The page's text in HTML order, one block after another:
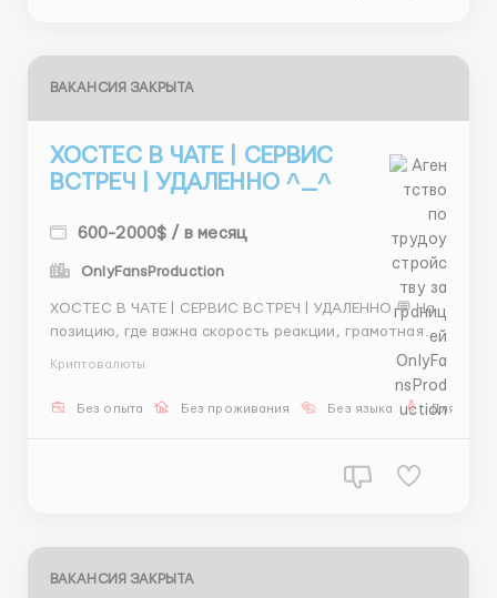
ВАКАНСИЯ ЗАКРЫТА
ХОСТЕС В ЧАТЕ | СЕРВИС
ВСТРЕЧ | УДАЛЕННО ^_^
600-2000$ / в месяц
OnlyFansProduction
ХОСТЕС В ЧАТЕ | СЕРВИС ВСТРЕЧ | УДАЛЕННО 💬 На
позицию, где важна скорость реакции, грамотная
вести диалог с гостями сервиса — выяснять, что им
нужно — подбирать подходящую девушку —
Криптовалюты
Без опыта Без проживания Без языка Для
ВАКАНСИЯ ЗАКРЫТА